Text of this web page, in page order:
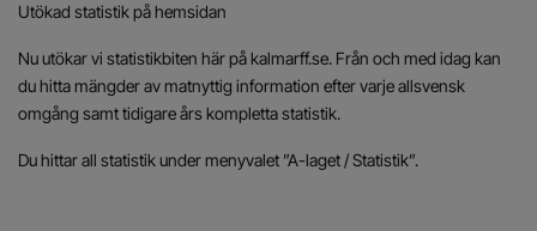
Utökad statistik på hemsidan
Nu utökar vi statistikbiten här på kalmarff.se. Från och med idag kan
du hitta mängder av matnyttig information efter varje allsvensk
omgång samt tidigare års kompletta statistik.
Du hittar all statistik under menyvalet ”A-laget / Statistik”.